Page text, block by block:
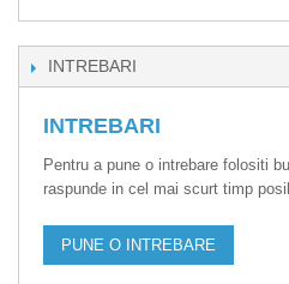
INTREBARI
INTREBARI
Pentru a pune o intrebare folositi
raspunde in cel mai scurt timp
PUNE O INTREBARE